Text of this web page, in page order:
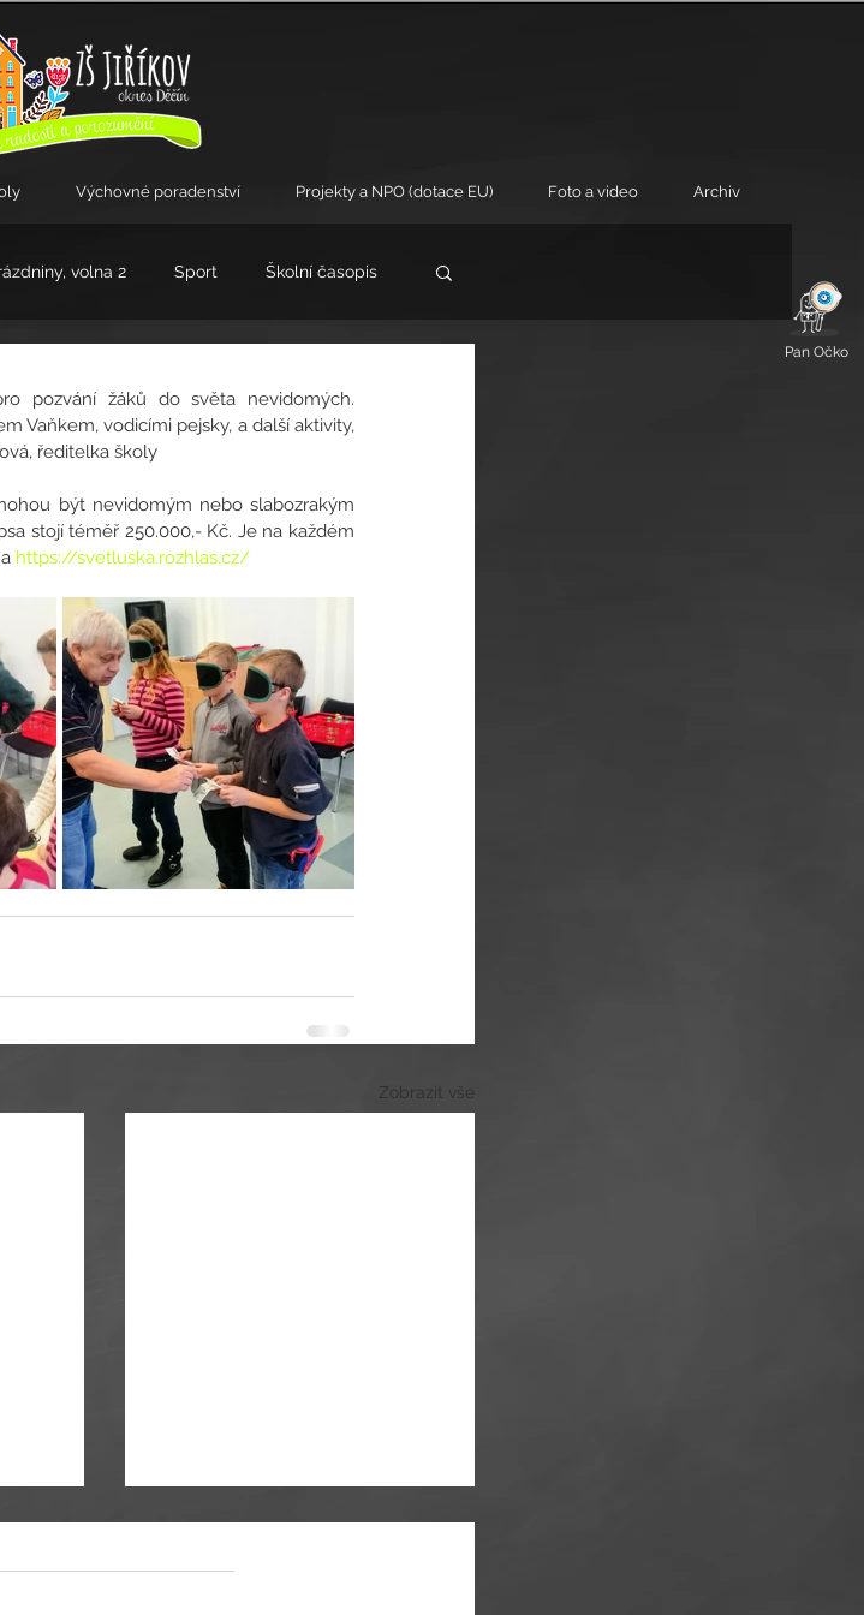
Pan Očko
Výchovné poradenství Projekty a NPO (dotace EU) Foto a video Archiv
volna 2 Sport Školní časopis
pozvání žáků do světa nevidomých.
Vaňkem, vodicími pejsky, a další aktivity,
ředitelka školy
být nevidomým nebo slabozrakým
stojí téměř 250.000,- Kč. Je na každém
https://svetluska.rozhlas.cz/
Zobrazit vše